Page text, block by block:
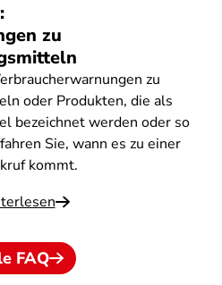
zu
zu
oder Produkten, die als
bezeichnet werden oder so
Sie, wann es zu einer
kommt.
FAQ